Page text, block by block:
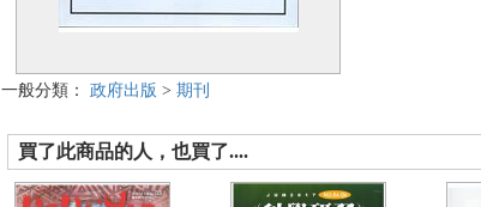
一般分類： 政府出版 > 期刊
買了此商品的人，也買了....